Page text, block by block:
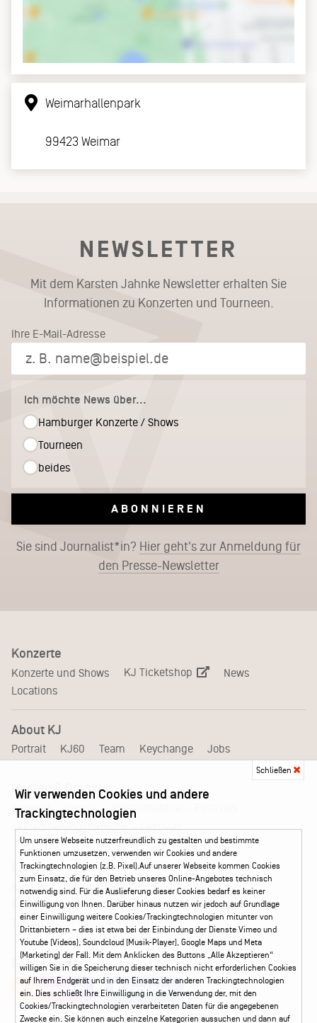
Weimarhallenpark
99423 Weimar
NEWSLETTER
Mit dem Karsten Jahnke Newsletter erhalten Sie
Informationen zu Konzerten und Tourneen.
Ihre E-Mail-Adresse
Ich möchte News über...
Hamburger Konzerte / Shows
Tourneen
beides
ABONNIEREN
Sie sind Journalist*in? Hier geht's zur Anmeldung für
den Presse-Newsletter
Konzerte
Konzerte und Shows KJ Ticketshop
News
Locations
About KJ
Portrait KJ60 Team Keychange Jobs
Medien & Branche
Booking Presse
Pressematerial – Festivals
Akkreditierungsformular – Festivals
Service
Kontakt Leichte Sprache
FAQ / Hilfe
Ticketshop Hamburg
Gutscheine
Callback-Service
Ticketservice 040 - 413 22 60
Social Media
Instagram Facebook
Schließen
Wir verwenden Cookies und andere
Trackingtechnologien
Um unsere Webseite nutzerfreundlich zu gestalten und bestimmte
Funktionen umzusetzen, verwenden wir Cookies und andere
Trackingtechnologien (z.B. Pixel).Auf unserer Webseite kommen Cookies
zum Einsatz, die für den Betrieb unseres Online-Angebotes technisch
notwendig sind. Für die Auslieferung dieser Cookies bedarf es keiner
Einwilligung von Ihnen. Darüber hinaus nutzen wir jedoch auf Grundlage
einer Einwilligung weitere Cookies/Trackingtechnologien mitunter von
Drittanbietern – dies ist etwa bei der Einbindung der Dienste Vimeo und
Youtube (Videos), Soundcloud (Musik-Player), Google Maps und Meta
(Marketing) der Fall. Mit dem Anklicken des Buttons „Alle Akzeptieren“
willigen Sie in die Speicherung dieser technisch nicht erforderlichen Cookies
auf Ihrem Endgerät und in den Einsatz der anderen Trackingtechnologien
ein. Dies schließt Ihre Einwilligung in die Verwendung der, mit den
Cookies/Trackingtechnologien verarbeiteten Daten für die angegebenen
Zwecke ein. Sie können auch einzelne Kategorien aussuchen und dann auf